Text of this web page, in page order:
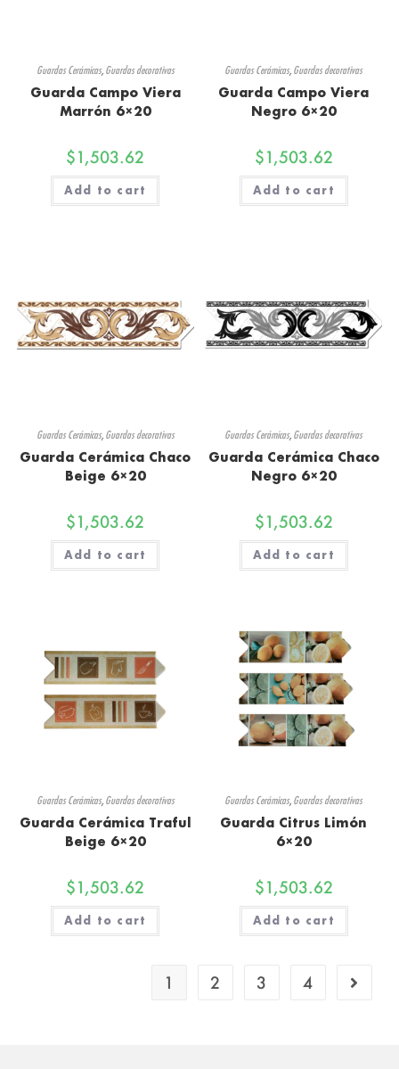
Guardas Cerámicas, Guardas decorativas
Guarda Campo Viera
Marrón 6×20
$1,503.62
Add to cart
Guardas Cerámicas, Guardas decorativas
Guarda Campo Viera
Negro 6×20
$1,503.62
Add to cart
Guardas Cerámicas, Guardas decorativas
Guarda Cerámica Chaco
Beige 6×20
$1,503.62
Add to cart
Guardas Cerámicas, Guardas decorativas
Guarda Cerámica Chaco
Negro 6×20
$1,503.62
Add to cart
Guardas Cerámicas, Guardas decorativas
Guarda Cerámica Traful
Beige 6×20
$1,503.62
Add to cart
Guardas Cerámicas, Guardas decorativas
Guarda Citrus Limón
6×20
$1,503.62
Add to cart
1 2 3 4